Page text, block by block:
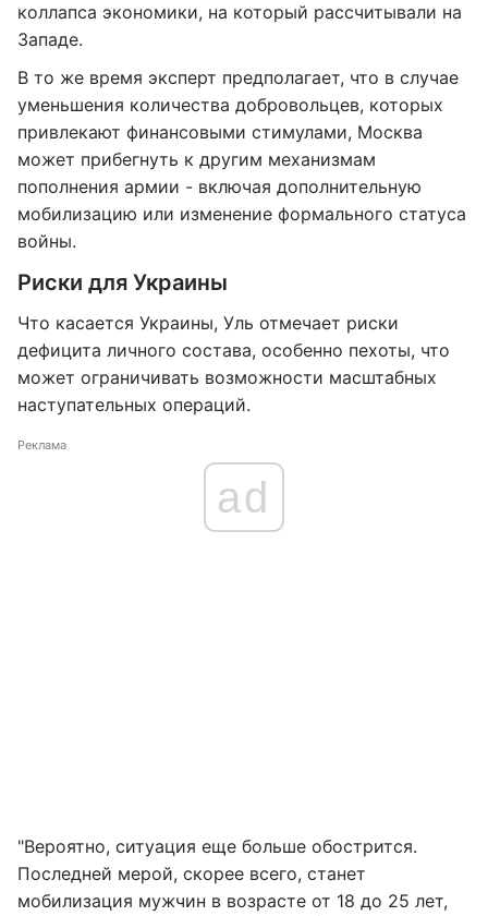
коллапса экономики, на который рассчитывали на
Западе.
В то же время эксперт предполагает, что в случае
уменьшения количества добровольцев, которых
привлекают финансовыми стимулами, Москва
может прибегнуть к другим механизмам
пополнения армии - включая дополнительную
мобилизацию или изменение формального статуса
войны.
Риски для Украины
Что касается Украины, Уль отмечает риски
дефицита личного состава, особенно пехоты, что
может ограничивать возможности масштабных
наступательных операций.
Реклама
ad
"Вероятно, ситуация еще больше обострится.
Последней мерой, скорее всего, станет
мобилизация мужчин в возрасте от 18 до 25 лет,